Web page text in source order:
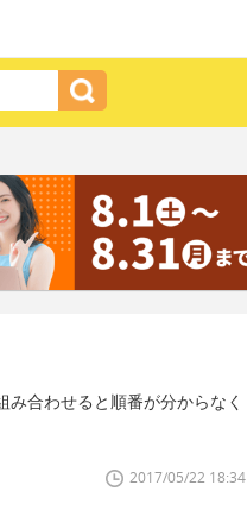
合わせると順番が分からなく
2017/05/22 18:34